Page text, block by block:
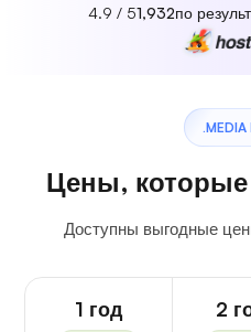
4.9 / 51,932по
Цены, которые
Доступны выгодные
1 год 2